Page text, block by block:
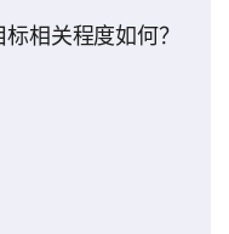
相关程度如何？